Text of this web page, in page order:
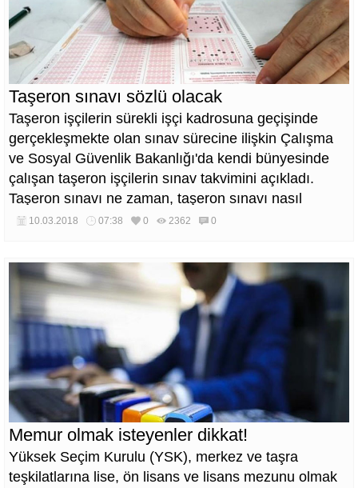
Taşeron sınavı sözlü olacak
Taşeron işçilerin sürekli işçi kadrosuna geçişinde
gerçekleşmekte olan sınav sürecine ilişkin Çalışma
ve Sosyal Güvenlik Bakanlığı'da kendi bünyesinde
çalışan taşeron işçilerin sınav takvimini açıkladı.
Taşeron sınavı ne zaman, taşeron sınavı nasıl
yapılacak?
10.03.2018 07:38 0 2362 0
Memur olmak isteyenler dikkat!
Yüksek Seçim Kurulu (YSK), merkez ve taşra
teşkilatlarına lise, ön lisans ve lisans mezunu olmak